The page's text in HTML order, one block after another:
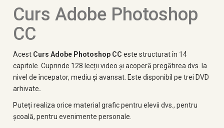
Curs Adobe Photoshop
CC
Acest Curs Adobe Photoshop CC este structurat în 14
capitole. Cuprinde 128 lecții video și acoperă pregătirea dvs. la
nivel de începator, mediu și avansat. Este disponibil pe trei DVD
arhivate.
Puteți realiza orice material grafic pentru elevii dvs., pentru
școală, pentru evenimente personale.